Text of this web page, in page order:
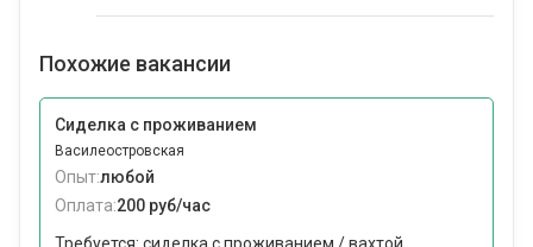
Похожие вакансии
Сиделка с проживанием
Василеостровская
Опыт:любой
Оплата:200 руб/час